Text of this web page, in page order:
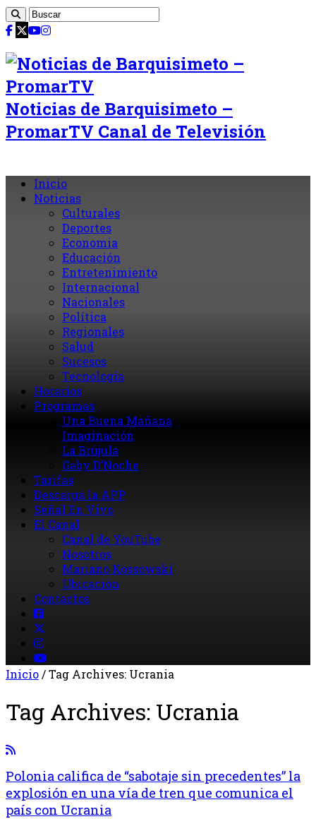
Noticias de Barquisimeto –
PromarTV Canal de Televisión
Inicio
Noticias
Culturales
Deportes
Economia
Educación
Entretenimiento
Internacional
Nacionales
Política
Regionales
Salud
Sucesos
Tecnología
Horarios
Programas
Una Buena Mañana
Imaginación
La Brújula
Gaby D’Noche
Tarifas
Descarga la APP
Señal En Vivo
El Canal
Canal de YouTube
Nosotros
Mariano Kossowski
Ubicación
Contactos
Inicio/Tag Archives: Ucrania
Tag Archives: Ucrania
Polonia califica de “sabotaje sin precedentes” la
explosión en una vía de tren que comunica el
país con Ucrania